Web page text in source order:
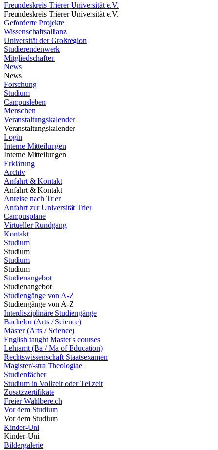
Freundeskreis Trierer Universität e.V.
Freundeskreis Trierer Universität e.V.
Geförderte Projekte
Wissenschaftsallianz
Universität der Großregion
Studierendenwerk
Mitgliedschaften
News
News
Forschung
Studium
Campusleben
Menschen
Veranstaltungskalender
Veranstaltungskalender
Login
Interne Mitteilungen
Interne Mitteilungen
Erklärung
Archiv
Anfahrt & Kontakt
Anfahrt & Kontakt
Anreise nach Trier
Anfahrt zur Universität Trier
Campuspläne
Virtueller Rundgang
Kontakt
Studium
Studium
Studium
Studium
Studienangebot
Studienangebot
Studiengänge von A-Z
Studiengänge von A-Z
Interdisziplinäre Studiengänge
Bachelor (Arts / Science)
Master (Arts / Science)
English taught Master's courses
Lehramt (Ba / Ma of Education)
Rechtswissenschaft Staatsexamen
Magister/-stra Theologiae
Studienfächer
Studium in Vollzeit oder Teilzeit
Zusatzzertifikate
Freier Wahlbereich
Vor dem Studium
Vor dem Studium
Kinder-Uni
Kinder-Uni
Bildergalerie